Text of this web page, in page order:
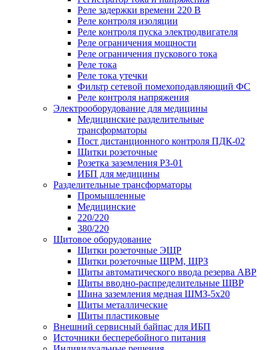
Реле задержки времени 220 В
Реле контроля изоляции
Реле контроля пуска электродвигателя
Реле ограничения мощности
Реле ограничения пускового тока
Реле тока
Реле тока утечки
Фильтр сетевой помехоподавляющий ФС
Реле контроля напряжения
Электрооборудование для медицины
Медицинские разделительные
трансформаторы
Пост дистанционного контроля ПДК-02
Щитки розеточные
Розетка заземления РЗ-01
ИБП для медицины
Разделительные трансформаторы
Промышленные
Медицинские
220/220
380/220
Щитовое оборудование
Щитки розеточные ЭЩР
Щитки розеточные ЩРМ, ЩРЗ
Щиты автоматического ввода резерва АВР
Щиты вводно-распределительные ЩВР
Шина заземления медная ШМЗ-5х20
Щиты металлические
Щиты пластиковые
Внешний сервисный байпас для ИБП
Источники бесперебойного питания